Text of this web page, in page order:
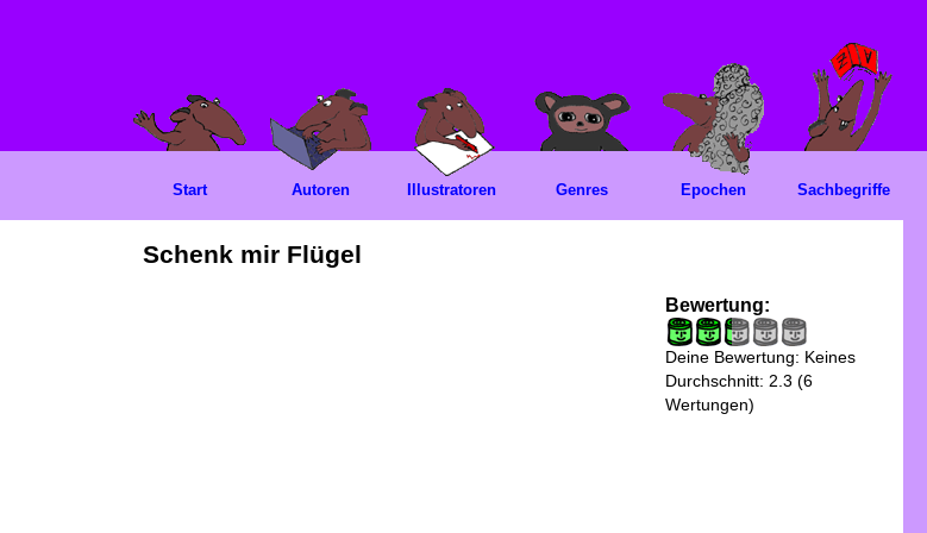
Schenk mir Flügel
Bewertung:
Deine Bewertung: Keines
Durchschnitt: 2.3 (6
Wertungen)
Start Autoren Illustratoren Genres Epochen Sachbegriffe